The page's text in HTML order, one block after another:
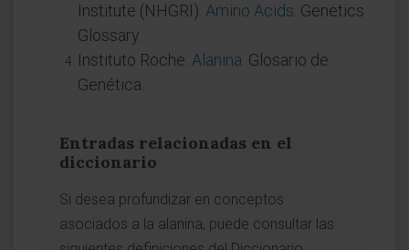
Institute (NHGRI). Amino Acids . Genetics
Glossary.
Instituto Roche. Alanina . Glosario de
Genética.
Entradas relacionadas en el
diccionario
Si desea profundizar en conceptos
asociados a la alanina, puede consultar las